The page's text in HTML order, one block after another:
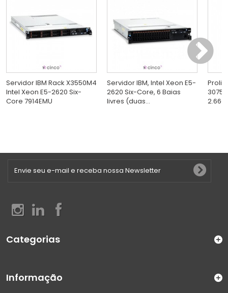
Servidor IBM Rack X3550M4
Intel Xeon E5-2620 Six-
Core 7914EMU
Servidor IBM, Intel Xeon E5-
2620 Six-Core, 6 Baias
livres (duas...
3075
Categorias
Informação